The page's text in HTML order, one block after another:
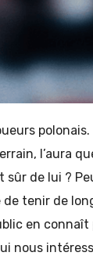
l’aura
de lui ?
tenir de
en connaît
nous